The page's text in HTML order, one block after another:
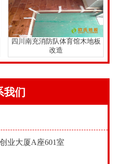
四川南充消防队体育馆木地板
改造
我们
业大厦A座601室